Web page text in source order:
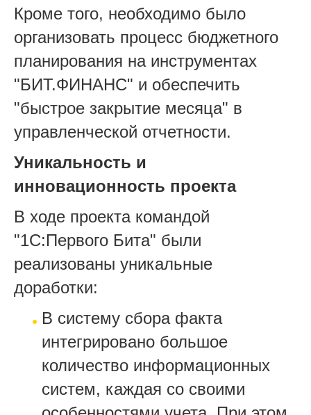
Кроме того, необходимо было
организовать процесс бюджетного
планирования на инструментах
"БИТ.ФИНАНС" и обеспечить
"быстрое закрытие месяца" в
управленческой отчетности.
Уникальность и
инновационность проекта
В ходе проекта командой
"1С:Первого Бита" были
реализованы уникальные
доработки:
В систему сбора факта
интегрировано большое
количество информационных
систем, каждая со своими